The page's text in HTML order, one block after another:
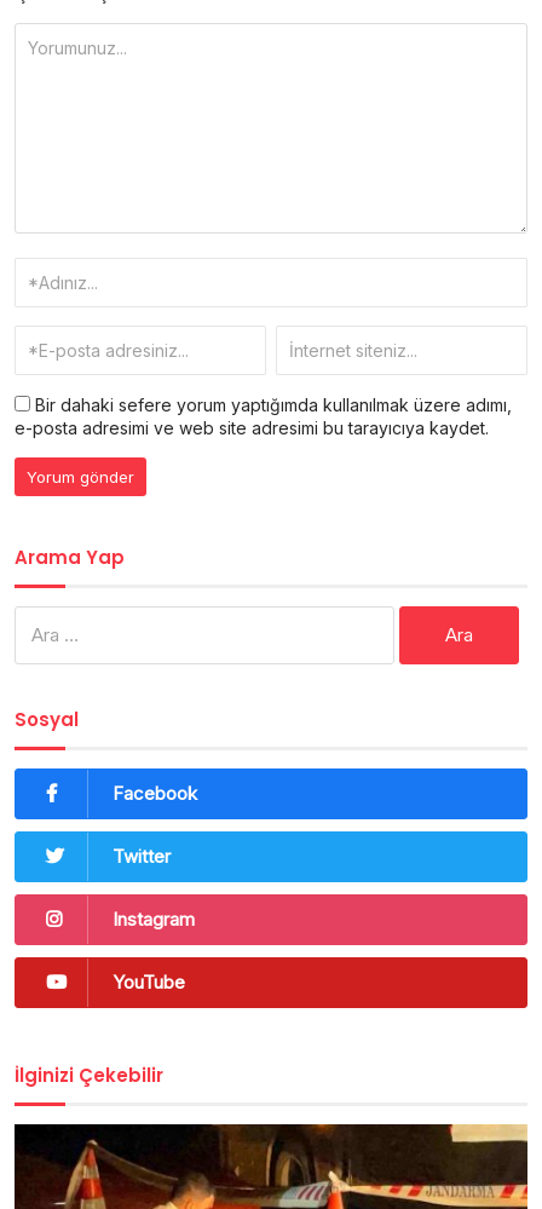
Bir dahaki sefere yorum yaptığımda kullanılmak üzere adımı,
e-posta adresimi ve web site adresimi bu tarayıcıya kaydet.
Arama Yap
Sosyal
Facebook
Twitter
Instagram
YouTube
İlginizi Çekebilir